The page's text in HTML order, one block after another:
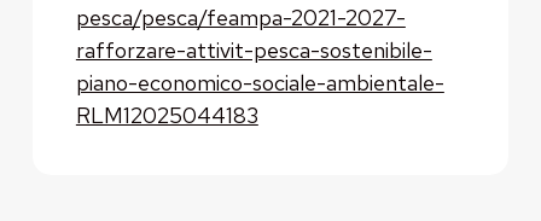
pesca/pesca/feampa-2021-2027-
rafforzare-attivit-pesca-sostenibile-
piano-economico-sociale-ambientale-
RLM12025044183